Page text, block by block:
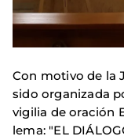
Con motivo de la
sido organizada
vigilia de oración
lema: "EL